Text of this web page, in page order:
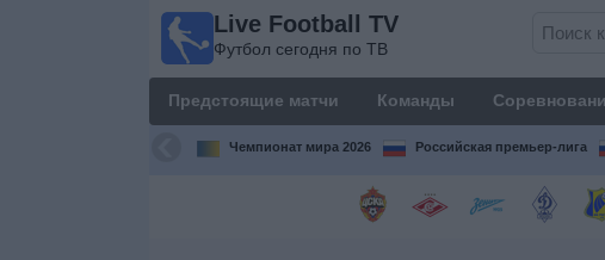
Live Football TV
Футбол сегодня по ТВ
Предстоящие матчи Команды
Чемпионат мира 2026 Российская премьер-лига